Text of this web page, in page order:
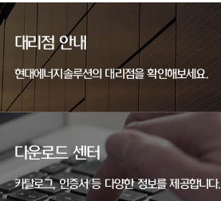
대리점 안내
현대에너지솔루션의 대리점을 확인해보세요.
다운로드 센터
카탈로그, 인증서 등 다양한 정보를 제공합니다.